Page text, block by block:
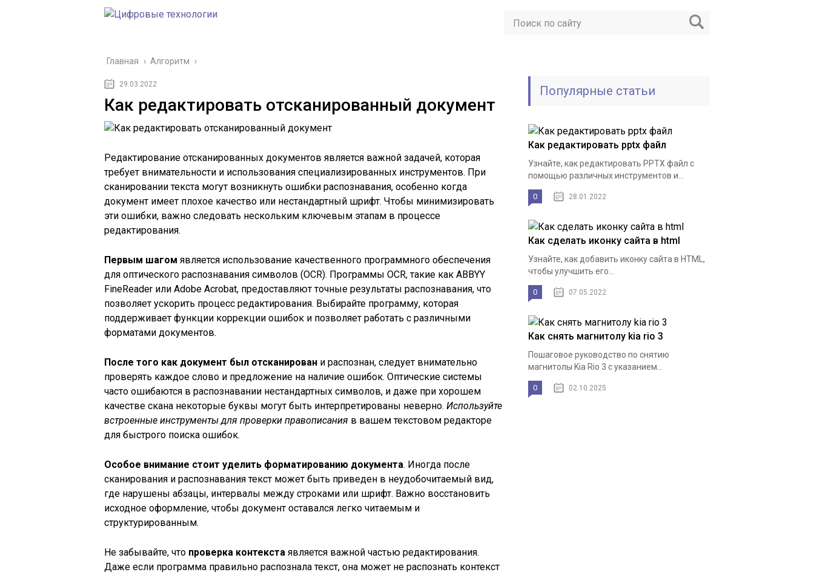
Главная › Алгоритм ›
29.03.2022
Как редактировать отсканированный документ
Редактирование отсканированных документов является важной задачей, которая
требует внимательности и использования специализированных инструментов. При
сканировании текста могут возникнуть ошибки распознавания, особенно когда
документ имеет плохое качество или нестандартный шрифт. Чтобы минимизировать
эти ошибки, важно следовать нескольким ключевым этапам в процессе
редактирования.
Первым шагом является использование качественного программного обеспечения
для оптического распознавания символов (OCR). Программы OCR, такие как ABBYY
FineReader или Adobe Acrobat, предоставляют точные результаты распознавания, что
позволяет ускорить процесс редактирования. Выбирайте программу, которая
поддерживает функции коррекции ошибок и позволяет работать с различными
форматами документов.
После того как документ был отсканирован и распознан, следует внимательно
проверять каждое слово и предложение на наличие ошибок. Оптические системы
часто ошибаются в распознавании нестандартных символов, и даже при хорошем
качестве скана некоторые буквы могут быть интерпретированы неверно. Используйте
встроенные инструменты для проверки правописания в вашем текстовом редакторе
для быстрого поиска ошибок.
Особое внимание стоит уделить форматированию документа. Иногда после
сканирования и распознавания текст может быть приведен в неудобочитаемый вид,
где нарушены абзацы, интервалы между строками или шрифт. Важно восстановить
исходное оформление, чтобы документ оставался легко читаемым и
структурированным.
Не забывайте, что проверка контекста является важной частью редактирования.
Даже если программа правильно распознала текст, она может не распознать контекст
Популярные статьи
Как редактировать pptx файл
Узнайте, как редактировать PPTX файл с
помощью различных инструментов и...
0 28.01.2022
Как сделать иконку сайта в html
Узнайте, как добавить иконку сайта в HTML,
чтобы улучшить его...
0 07.05.2022
Как снять магнитолу kia rio 3
Пошаговое руководство по снятию
магнитолы Kia Rio 3 с указанием...
0 02.10.2025